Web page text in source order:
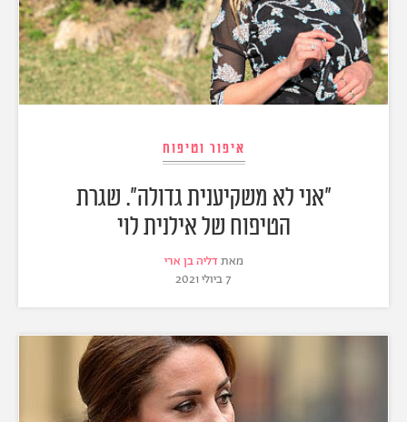
איפור וטיפוח
"אני לא משקיענית גדולה". שגרת
הטיפוח של אילנית לוי
מאת דליה בן ארי
7 ביולי 2021